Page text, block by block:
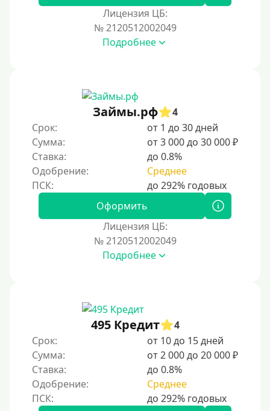
Лицензия ЦБ:
№ 2120512002049
Подробнее
Займы.рф
4
Срок:
от 1 до 30 дней
Сумма:
от 3 000 до 30 000 ₽
Ставка:
до 0.8%
Одобрение:
Среднее
Оформить
Лицензия ЦБ:
№ 2120512002049
Подробнее
495 Кредит
4
Срок:
от 10 до 15 дней
Сумма:
от 2 000 до 20 000 ₽
Ставка:
до 0.8%
Одобрение:
Среднее